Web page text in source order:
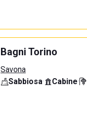
Bagni Torino
Savona
Sabbiosa· Cabine·